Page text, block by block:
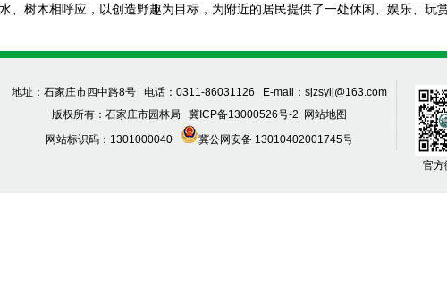
、树木相呼应，以创造野趣为目标，为附近的居民提供了一处休闲、娱乐、玩